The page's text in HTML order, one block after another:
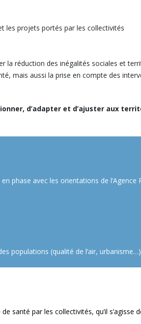
les projets portés par les collectivités
réduction des inégalités sociales et
mais aussi la prise en compte des
d’adapter et d’ajuster aux
phase avec les orientations de l’Agence
populations (qualité de l’air, urbanisme…)
santé par les collectivités, qu’il s’agisse